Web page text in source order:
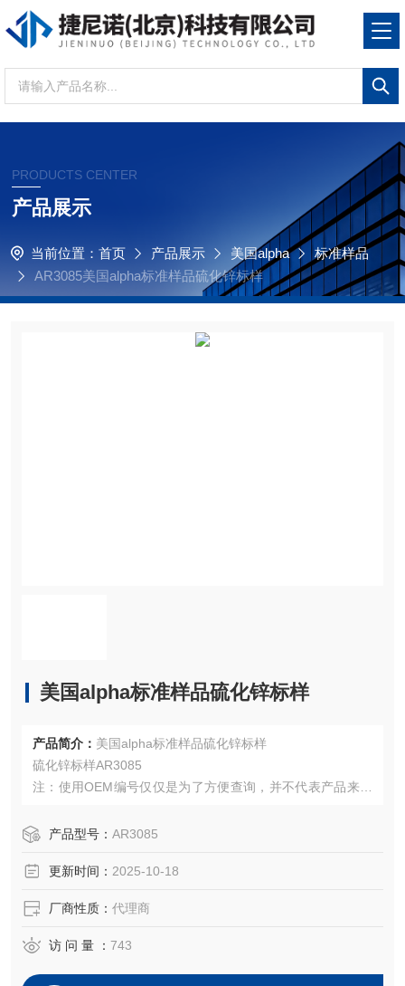
PRODUCTS CENTER
产品展示
当前位置： 首页 产品展示 美国alpha
标准样品
AR3085美国alpha标准样品硫化锌标样
美国alpha标准样品硫化锌标样
产品简介： 美国alpha标准样品硫化锌标样
硫化锌标样AR3085
注：使用OEM编号仅仅是为了方便查询，并不代表产品来自
于所对应仪器。
产品型号： AR3085
更新时间： 2025-10-18
厂商性质： 代理商
访 问 量 ： 743